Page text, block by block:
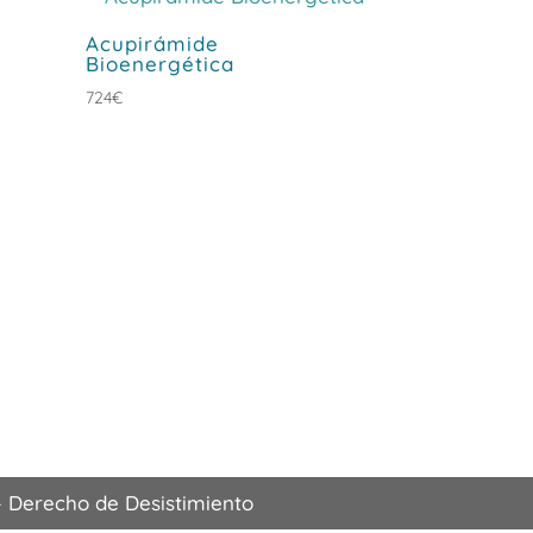
500€
Acupirámide
Bioenergética
724€
Derecho de Desistimiento